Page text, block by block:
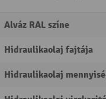
Alváz RAL színe
Hidraulikaolaj fajtája
Hidraulikaolaj